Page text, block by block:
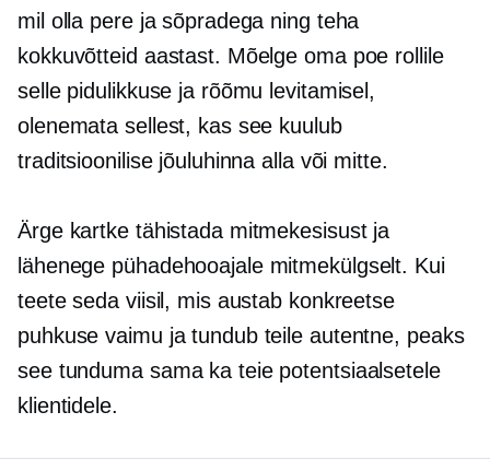
mil olla pere ja sõpradega ning teha
kokkuvõtteid aastast. Mõelge oma poe rollile
selle pidulikkuse ja rõõmu levitamisel,
olenemata sellest, kas see kuulub
traditsioonilise jõuluhinna alla või mitte.
Ärge kartke tähistada mitmekesisust ja
lähenege pühadehooajale mitmekülgselt. Kui
teete seda viisil, mis austab konkreetse
puhkuse vaimu ja tundub teile autentne, peaks
see tunduma sama ka teie potentsiaalsetele
klientidele.